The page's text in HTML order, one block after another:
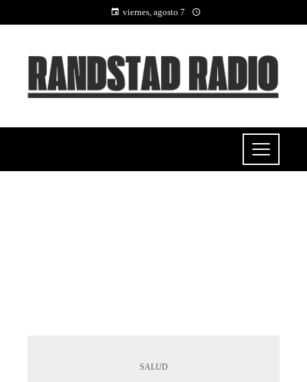
viernes, agosto 7
SALUD